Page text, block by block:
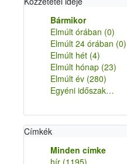
Bármikor
Elmúlt órában (0)
Elmúlt 24 órában (0)
Elmúlt hét (4)
Elmúlt hónap (23)
Elmúlt év (280)
Egyéni időszak…
Címkék
Minden címke
hír (1195)